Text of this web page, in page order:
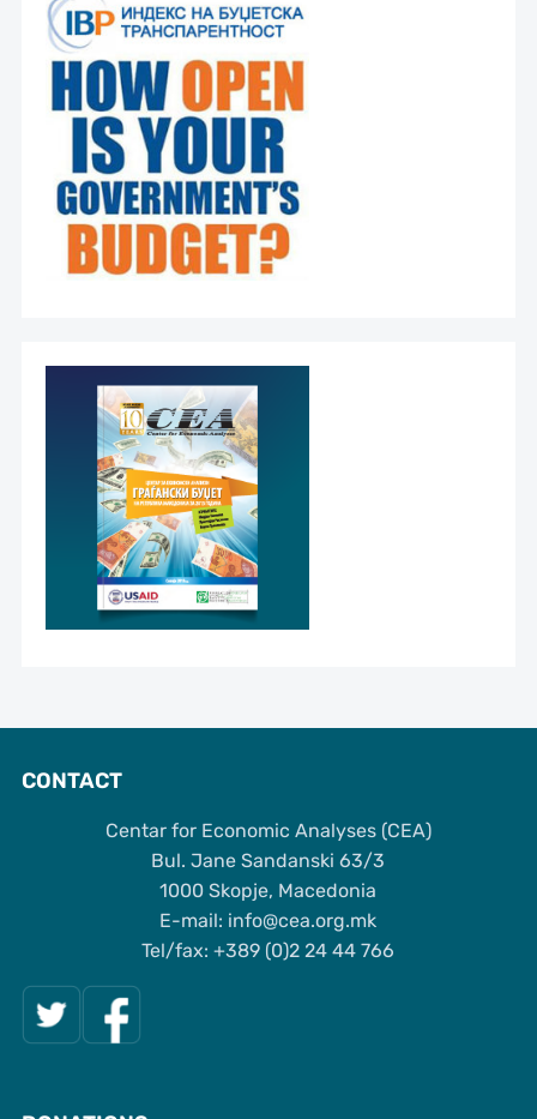
CONTACT
Centar for Economic Analyses (CEA)
Bul. Jane Sandanski 63/3
1000 Skopje, Macedonia
Е-mail: info@cea.org.mk
Tel/fax: +389 (0)2 24 44 766